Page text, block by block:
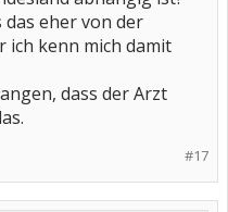
eher von der
ich kenn mich damit
dass der Arzt
#17